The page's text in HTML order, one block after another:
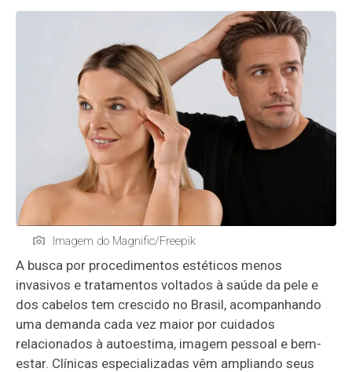
Imagem do Magnific/Freepik
A busca por procedimentos estéticos menos
invasivos e tratamentos voltados à saúde da pele e
dos cabelos tem crescido no Brasil, acompanhando
uma demanda cada vez maior por cuidados
relacionados à autoestima, imagem pessoal e bem-
estar. Clínicas especializadas vêm ampliando seus